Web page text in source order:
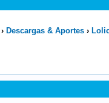
› Descargas & Aportes ›